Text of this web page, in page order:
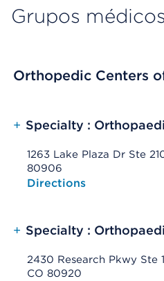
Grupos
Orthopedic Centers
+ Specialty :
1263 Lake Plaza Dr Ste
80906
Opens native map
Directions
+ Specialty :
2430 Research Pkwy Ste
CO 80920